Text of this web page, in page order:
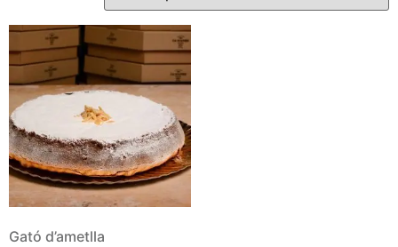
Gató d’ametlla